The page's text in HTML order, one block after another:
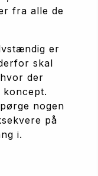
fra alle de
er
skal
der
nogen
på
i.